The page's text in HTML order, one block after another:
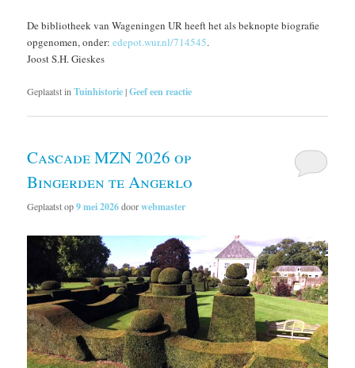
De bibliotheek van Wageningen UR heeft het als beknopte biografie
opgenomen, onder:edepot.wur.nl/714545.
Joost S.H. Gieskes
Geplaatst in Tuinhistorie|Geef een reactie
Cascade MZN 2026 op
Bingerden te Angerlo
Geplaatst op9 mei 2026doorwebmaster